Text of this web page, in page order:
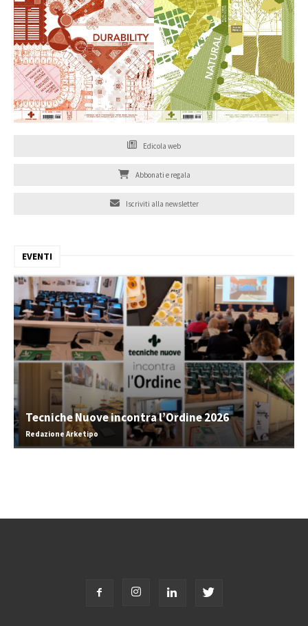
Edicola web
Abbonati e regala
Iscriviti alla newsletter
EVENTI
Tecniche Nuove incontra l’Ordine 2026
Redazione Arketipo